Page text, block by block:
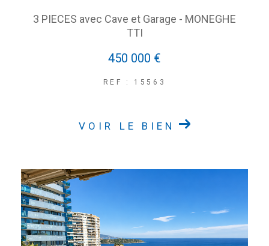
3 PIECES avec Cave et Garage - MONEGHE
TTI
450 000 €
REF : 15563
VOIR LE BIEN